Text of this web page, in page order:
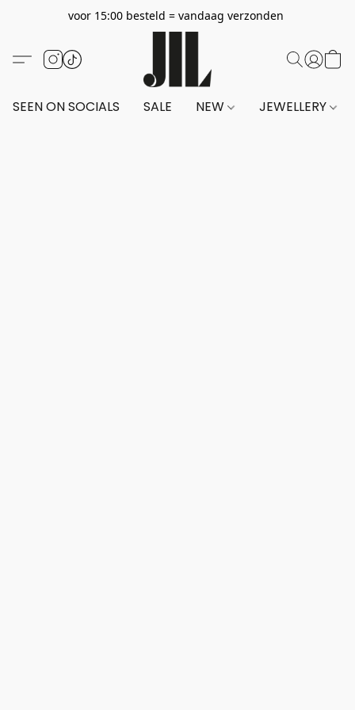
voor 15:00 besteld = vandaag verzonden
SEEN ON SOCIALS SALE NEW JEWELLERY